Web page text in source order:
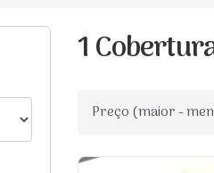
1
Ordenar por